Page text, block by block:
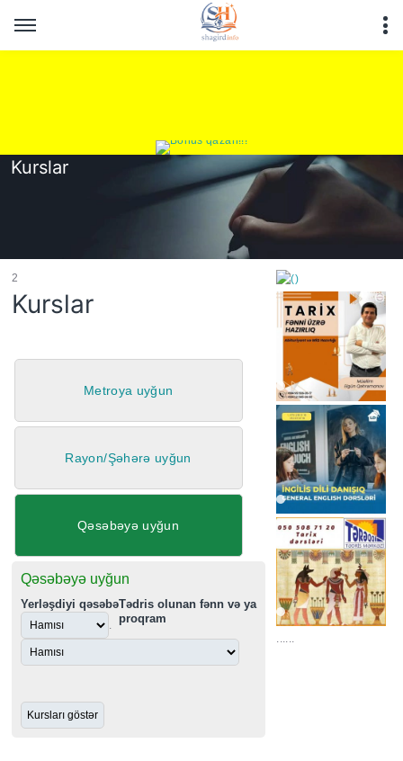
Kurslar
2
Kurslar
Metroya uyğun
Rayon/Şəhərə uyğun
Qəsəbəyə uyğun
Qəsəbəyə uyğun
Yerləşdiyi qəsəbə
.
Tədris olunan fənn və ya
proqram
https://wa.me/
......